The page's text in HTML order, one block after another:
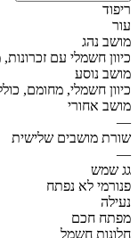
ריפוד
עור
מושב נהג
כיוון חשמלי עם
מושב נוסע
כיוון חשמלי, מחומם,
מושב אחורי
—
שורת מושבים שלישית
—
גג שמש
פנורמי לא נפתח
נעילה
מפתח חכם
חלונות חשמל